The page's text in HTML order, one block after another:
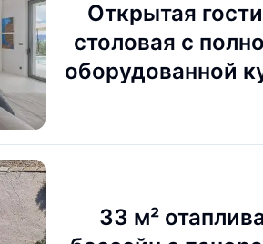
Открытая
столовая с
оборудованной
33 м²